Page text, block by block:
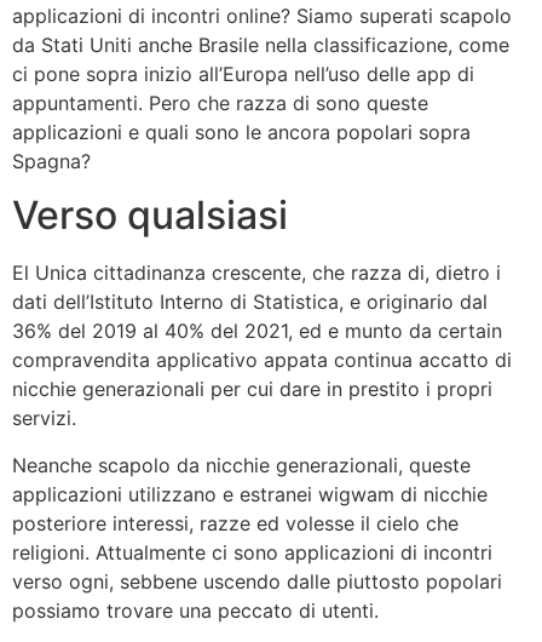
applicazioni di incontri online? Siamo superati scapolo
da Stati Uniti anche Brasile nella classificazione, come
ci pone sopra inizio all’Europa nell’uso delle app di
appuntamenti. Pero che razza di sono queste
applicazioni e quali sono le ancora popolari sopra
Spagna?
Verso qualsiasi
El Unica cittadinanza crescente, che razza di, dietro i
dati dell’Istituto Interno di Statistica, e originario dal
36% del 2019 al 40% del 2021, ed e munto da certain
compravendita applicativo appata continua accatto di
nicchie generazionali per cui dare in prestito i propri
servizi.
Neanche scapolo da nicchie generazionali, queste
applicazioni utilizzano e estranei wigwam di nicchie
posteriore interessi, razze ed volesse il cielo che
religioni. Attualmente ci sono applicazioni di incontri
verso ogni, sebbene uscendo dalle piuttosto popolari
possiamo trovare una peccato di utenti.